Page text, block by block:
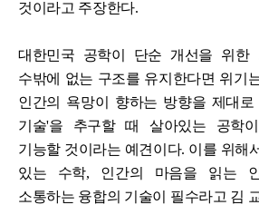
것이라고 주장한다.
대한민국 공학이 단순 개선을 위한
수밖에 없는 구조를 유지한다면 위기
인간의 욕망이 향하는 방향을 제대
기술'을 추구할 때 살아있는 공학
기능할 것이라는 예견이다. 이를 위해
있는 수학, 인간의 마음을 읽는
소통하는 융합의 기술이 필수라고 김